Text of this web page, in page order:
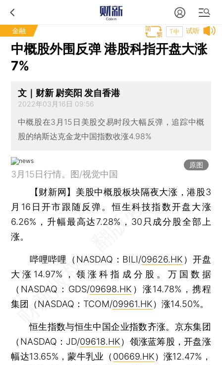
金融 试听
T中
中概股外围反弹 港股科指开盘大涨
7%
文｜财新 尉奕阳 发自香港
2022年03月16日 09:56
中概股在3月15日美股交易时段大幅反弹，追踪中概
股的纳斯达克金龙中国指数收涨4.98%
原图
3月15日行情。图/视觉中国
【财新网】 美股中概股板块隔夜大涨，港股3
月16日开市跟随反弹。恒生科技指数开盘大涨
6.26%，升幅最高达7.28%，30只成分股全部上
涨。
哔哩哔哩（NASDAQ：BILI/09626.HK ）开盘
大涨14.97%，领涨科指成分股。万国数据
（NASDAQ：GDS/09698.HK ）涨14.78%，携程
集团（NASDAQ：TCOM/09961.HK）涨14.50%。
恒生指数与恒生中国企业指数齐涨。京东集团
（NASDAQ：JD/09618.HK）领涨蓝筹股，开盘涨
幅达13.65%，蒙牛乳业（ 00669.HK）涨12.47%，